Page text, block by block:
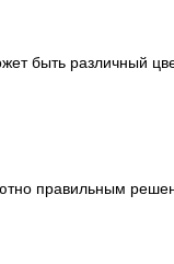
быть различный
правильным